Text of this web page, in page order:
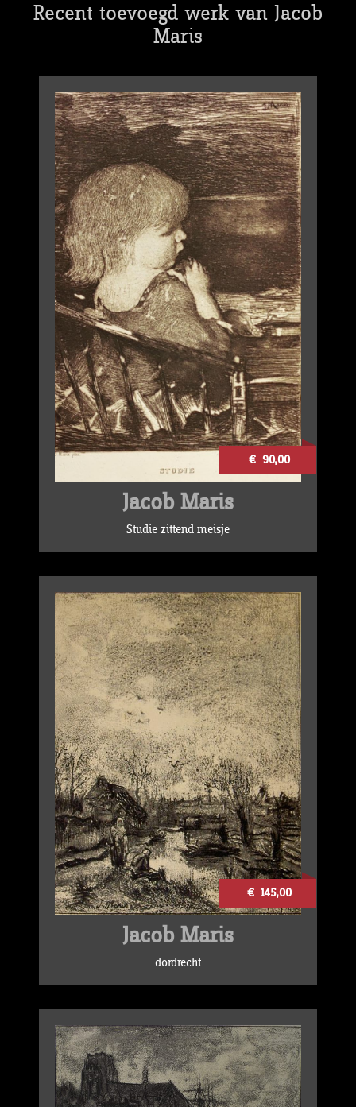
Recent toevoegd werk van Jacob
Maris
€ 90,00
Jacob Maris
Studie zittend meisje
€ 145,00
Jacob Maris
dordrecht